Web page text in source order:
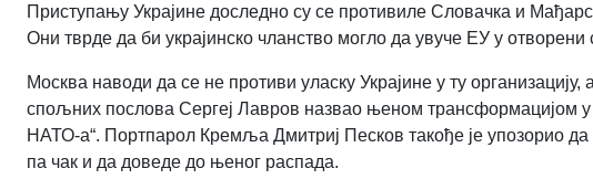
Приступању Украјине доследно су се противиле Словачка и
Они тврде да би украјинско чланство могло да увуче ЕУ у отворени
Москва наводи да се не противи уласку Украјине у ту
спољних послова Сергеј Лавров назвао њеном трансформацијом у
НАТО-а“. Портпарол Кремља Дмитриј Песков такође је упозорио
па чак и да доведе до њеног распада.